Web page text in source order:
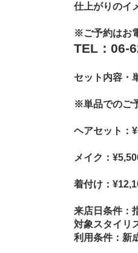
仕上がりのイ
※ご予約はお
TEL：06-
セット内容・
※単品でのご
ヘアセット：
メイク：
着付け：
来店日条件：
対象スタイリ
利用条件：新